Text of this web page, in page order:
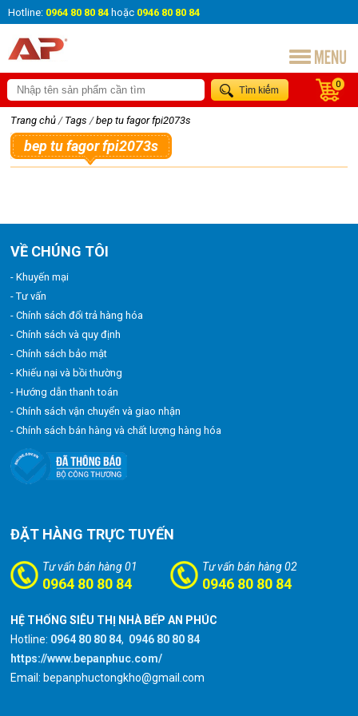
Hotline: 0964 80 80 84 hoặc 0946 80 80 84
0
Trang chủ / Tags / bep tu fagor fpi2073s
bep tu fagor fpi2073s
VỀ CHÚNG TÔI
- Khuyến mại
- Tư vấn
- Chính sách đổi trả hàng hóa
- Chính sách và quy định
- Chính sách bảo mật
- Khiếu nại và bồi thường
- Hướng dẫn thanh toán
- Chính sách vận chuyển và giao nhận
- Chính sách bán hàng và chất lượng hàng hóa
ĐẶT HÀNG TRỰC TUYẾN
Tư vấn bán hàng 01
0964 80 80 84
Tư vấn bán hàng 02
0946 80 80 84
HỆ THỐNG SIÊU THỊ NHÀ BẾP AN PHÚC
Hotline: 0964 80 80 84, 0946 80 80 84
https://www.bepanphuc.com/
Email: bepanphuctongkho@gmail.com